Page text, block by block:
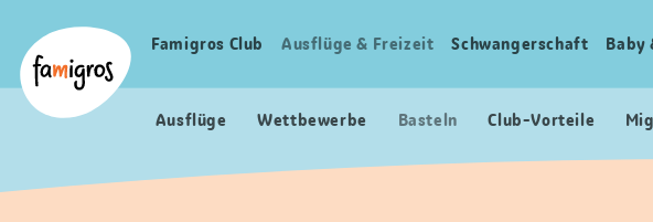
Navigation
Logo
Haupt
Famigros Club Ausflüge & Freizeit Schwangerschaft Baby
Ausflüge Wettbewerbe Basteln Club-Vorteile